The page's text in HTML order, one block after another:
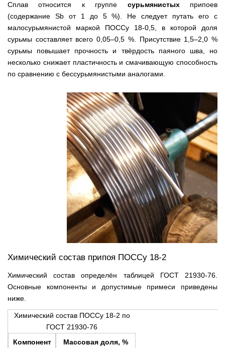
Сплав относится к группе сурьмянистыхприпоев
(содержание Sb от 1 до 5 %). Не следует путать его с
малосурьмянистой маркой ПОССу 18-0,5, в которой доля
сурьмы составляет всего 0,05–0,5 %. Присутствие 1,5–2,0 %
сурьмы повышает прочность и твёрдость паяного шва, но
несколько снижает пластичность и смачивающую способность
по сравнению с бессурьмянистыми аналогами.
Химический состав припоя ПОССу 18-2
Химический состав определён таблицей ГОСТ 21930-76.
Основные компоненты и допустимые примеси приведены
ниже.
Химический состав ПОССу 18-2 по
ГОСТ 21930-76
Компонент
Массовая доля, %